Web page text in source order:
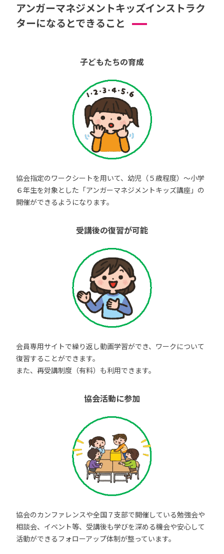
アンガーマネジメントキッズインストラク
ターになるとできること
子どもたちの育成
協会指定のワークシートを用いて、幼児（５歳程度）～小学
６年生を対象とした「アンガーマネジメントキッズ講座」の
開催ができるようになります。
受講後の復習が可能
会員専用サイトで繰り返し動画学習ができ、ワークについて
復習することができます。
また、再受講制度（有料）も利用できます。
協会活動に参加
協会のカンファレンスや全国７支部で開催している勉強会や
相談会、イベント等、受講後も学びを深める機会や安心して
活動ができるフォローアップ体制が整っています。